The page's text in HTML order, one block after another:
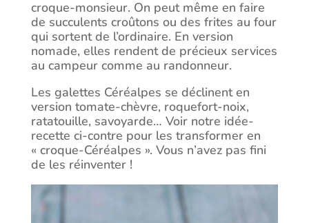
croque-monsieur. On peut même en faire
de succulents croûtons ou des frites au four
qui sortent de l’ordinaire. En version
nomade, elles rendent de précieux services
au campeur comme au randonneur.
Les galettes Céréalpes se déclinent en
version tomate-chèvre, roquefort-noix,
ratatouille, savoyarde… Voir notre idée-
recette ci-contre pour les transformer en
« croque-Céréalpes ». Vous n’avez pas fini
de les réinventer !